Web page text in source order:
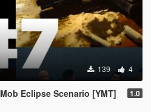
139 4
Eclipse Scenario [YMT] 1.0